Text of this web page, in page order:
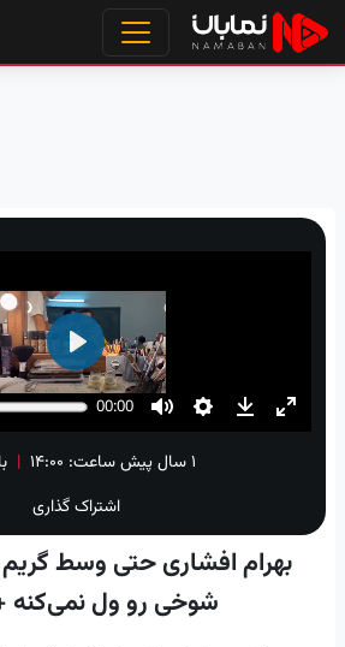
۱ سال پیش ساعت: ۱۴:۰۰ |
اشتراک گذاری
بهرام افشاری حتی وسط
شوخی رو ول نمی‌کنه